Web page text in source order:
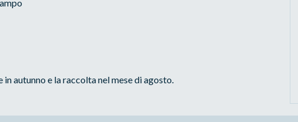
autunno e la raccolta nel mese di agosto.